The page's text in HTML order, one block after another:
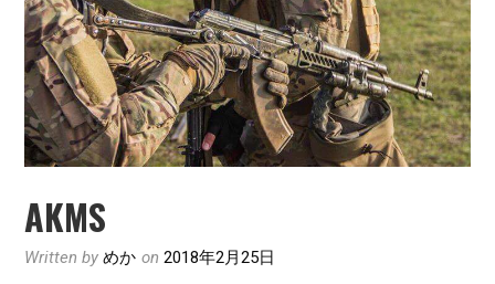
AKMS
Written byめか on2018年2月25日